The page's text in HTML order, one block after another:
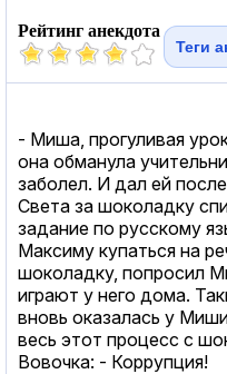
Рейтинг анекдота
Теги
- Миша, прогуливая
она обманула
заболел. И дал ей
Света за шоколадку
задание по русскому
Максиму купаться на
шоколадку, попросил
играют у него дома.
вновь оказалась у
весь этот процесс с
Вовочка: - Коррупция!